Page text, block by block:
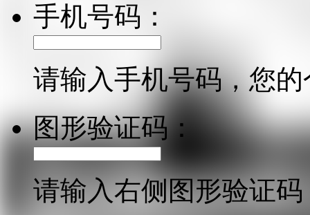
手机号码：
请输入手机号码，您
图形验证码：
请输入右侧图形验证码